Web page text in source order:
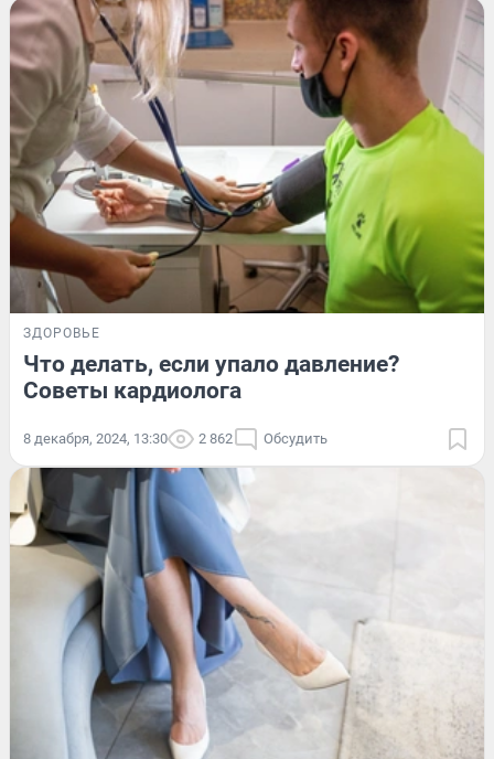
ЗДОРОВЬЕ
Что делать, если упало давление?
Советы кардиолога
8 декабря, 2024, 13:30 2 862 Обсудить